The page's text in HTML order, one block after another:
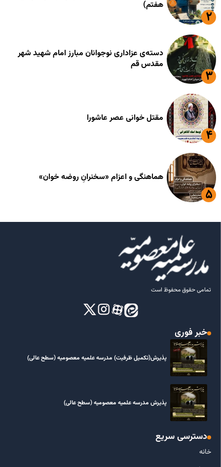
هفتم)
دسته‌ی عزاداری نوجوانان مبارز امام شهید شهر
مقدس قم
مقتل خوانی عصر عاشورا
هماهنگی و اعزام «سخنرانِ روضه خوان»
تمامی حقوق محفوظ است
خبر فوری
پذیرش(تکمیل ظرفیت) مدرسه علمیه معصومیه‌ (سطح عالی)
پذیرش مدرسه علمیه معصومیه‌ (سطح عالی)
دسترسی سریع
خانه